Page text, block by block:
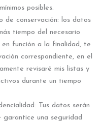
posibles.
de conservación: los datos
tiempo del necesario
función a la finalidad, te
correspondiente, en el
revisaré mis listas y
durante un tiempo
Tus datos serán
una seguridad